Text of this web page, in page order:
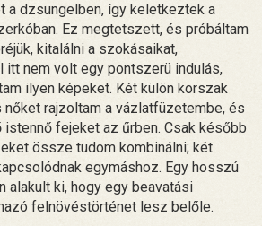
a dzsungelben, így keletkeztek a
Ez megtetszett, és próbáltam
kitalálni a szokásaikat,
itt nem volt egy pontszerü indulás,
ilyen képeket. Két külön korszak
nőket rajzoltam a vázlatfüzetembe, és
istennő fejeket az űrben. Csak később
össze tudom kombinálni; két
egymáshoz. Egy hosszú
alakult ki, hogy egy beavatási
felnövéstörténet lesz belőle.